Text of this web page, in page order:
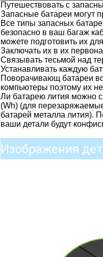
Путешествовать с
Запасные батареи могут
Все типы запасных
безопасно в ваш багаж
можете подготовить их
Заключать их в их
Связывать тесьмой над
Устанавливать каждую
Поворачивающ батареи
компьютеры поэтому их
Ли батарею лития можно
(Wh) (для
батарей металла лития).
ваши детали будут
Изображения